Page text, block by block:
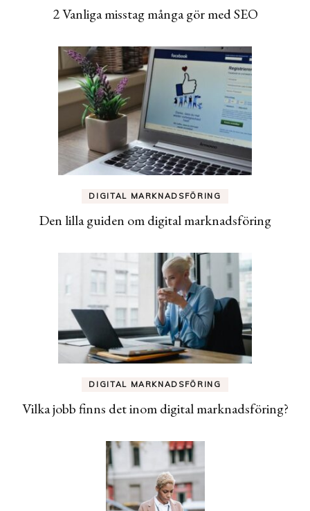
2 Vanliga misstag många gör med SEO
DIGITAL MARKNADSFÖRING
Den lilla guiden om digital marknadsföring
DIGITAL MARKNADSFÖRING
Vilka jobb finns det inom digital marknadsföring?